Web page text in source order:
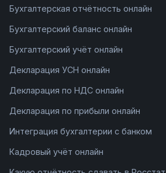
Бухгалтерская отчётность онлайн
Бухгалтерский баланс онлайн
Бухгалтерский учёт онлайн
Декларация УСН онлайн
Декларация по НДС онлайн
Декларация по прибыли онлайн
Интеграция бухгалтерии с банком
Кадровый учёт онлайн